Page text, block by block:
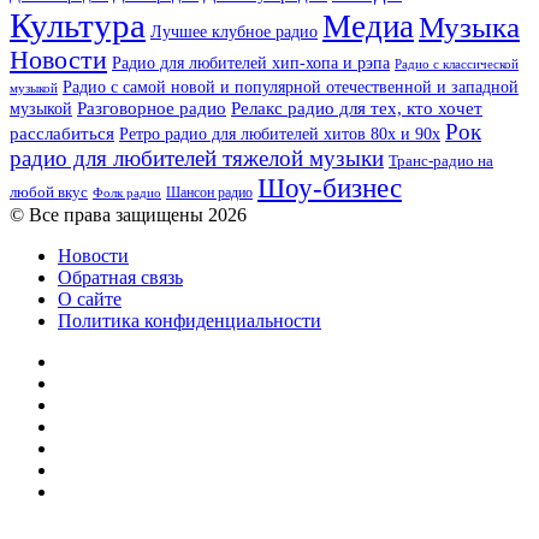
Культура Лучшее клубное радио МедиаМузыка
Новости Радио для любителей хип-хопа и рэпа Радио с классической
музыкой Радио с самой новой и популярной отечественной и западной
музыкой Разговорное радио Релакс радио для тех, кто хочет
расслабиться Ретро радио для любителей хитов 80х и 90х Рок
радио для любителей тяжелой музыки Транс-радио на
любой вкус Фолк радио Шансон радио Шоу-бизнес
© Все права защищены 2026
Новости
Обратная связь
О сайте
Политика конфиденциальности